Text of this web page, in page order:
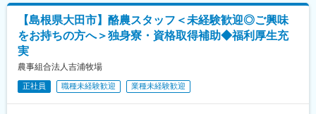
代まで幅広い年齢層）
■職場環境
北海道から九州まで拠点があるため、各地方への出張が月によっ
場合、事業所を訪問して準備・確認業務を行うため、現場との交
流機会もあります。
■キャリアアップ
のいろいろな野菜づくりに挑戦しています。
■業務詳細
作業です。日々の記録管理や、作物の生育状況の確認も重要な役
また、機械操作や施設の簡単なメンテナンスも担当していただき
【島根県大田市】酪農スタッフ＜未経験歓迎◎ご興味
をお持ちの方へ＞独身寮・資格取得補助◆福利厚生充
実
農事組合法人吉浦牧場
正社員 職種未経験歓迎 業種未経験歓迎